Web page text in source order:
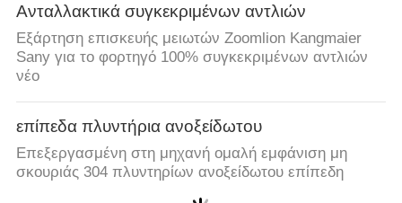
Ανταλλακτικά συγκεκριμένων αντλιών
Εξάρτηση επισκευής μειωτών Zoomlion Kangmaier
Sany για το φορτηγό 100% συγκεκριμένων αντλιών
νέο
επίπεδα πλυντήρια ανοξείδωτου
Επεξεργασμένη στη μηχανή ομαλή εμφάνιση μη
σκουριάς 304 πλυντηρίων ανοξείδωτου επίπεδη